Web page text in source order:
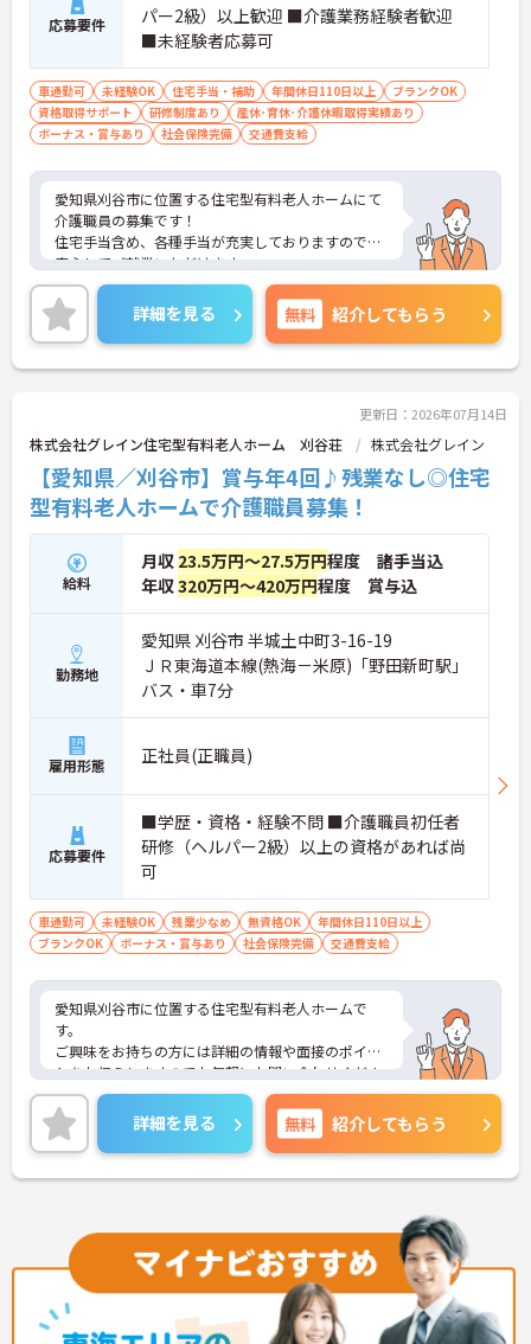
応募要件
パー2級）以上歓迎 ■介護業務経験者歓迎
■未経験者応募可
車通勤可 未経験OK 住宅手当・補助 年間休日110日以上
ブランクOK
資格取得サポート
研修制度あり
産休･育休･介護休暇取得実績あり
ボーナス・賞与あり
社会保険完備 交通費支給
愛知県刈谷市に位置する住宅型有料老人ホームにて
介護職員の募集です！
住宅手当含め、各種手当が充実しておりますので、
安心してご就業いただけます。
車通勤可能で無料の駐車場を完備しているので通勤
楽々です♪
ご興味をお持ちの方には詳細の情報や面接のポイン
トをお伝えしますのでお気軽にお問い合わせくださ
いませ。
詳細を見る 無料 紹介してもらう
更新日：2026年07月14日
株式会社グレイン住宅型有料老人ホーム 刈谷荘 株式会社グレイン
【愛知県／刈谷市】賞与年4回♪残業なし◎住宅
型有料老人ホームで介護職員募集！
給料
月収 23.5万円～27.5万円程度 諸手当込
年収320万円～420万円程度 賞与込
勤務地
愛知県 刈谷市 半城土中町3-16-19
ＪＲ東海道本線(熱海－米原)「野田新町駅」
バス・車7分
雇用形態 正社員(正職員)
応募要件
■学歴・資格・経験不問 ■介護職員初任者
研修（ヘルパー2級）以上の資格があれば尚
可
車通勤可 未経験OK 残業少なめ 無資格OK
年間休日110日以上
ブランクOK
ボーナス・賞与あり 社会保険完備 交通費支給
愛知県刈谷市に位置する住宅型有料老人ホームで
す。
ご興味をお持ちの方には詳細の情報や面接のポイン
トをお伝えしますのでお気軽にお問い合わせくださ
いませ。
詳細を見る 無料 紹介してもらう